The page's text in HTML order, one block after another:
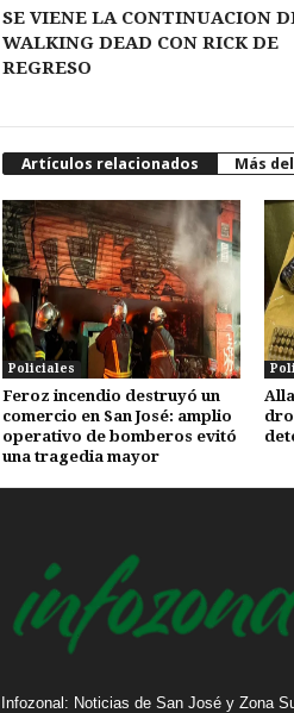
SE VIENE LA CONTINUACION
WALKING DEAD CON RICK DE
REGRESO
Artículos relacionados Más
Policiales
Feroz incendio destruyó un
comercio en San José: amplio
operativo de bomberos evitó
una tragedia mayor
Infozonal: Noticias de San José y Zona